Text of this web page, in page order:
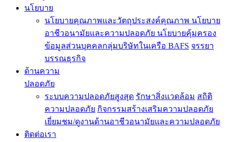
นโยบาย
นโยบายคุณภาพและวัตถุประสงค์คุณภาพ นโยบาย
อาชีวอนามัยและความปลอดภัย นโยบายคุ้มครอง
ข้อมูลส่วนบุคคลกลุ่มบริษัทในเครือ BAFS จรรยา
บรรณธุรกิจ
ด้านความ
ปลอดภัย
ระบบความปลอดภัยสูงสุด รักษาสิ่งแวดล้อม สถิติ
ความปลอดภัย กิจกรรมสร้างเสริมความปลอดภัย
เยี่ยมชม/ดูงานด้านอาชีวอนามัยและความปลอดภัย
ติดต่อเรา